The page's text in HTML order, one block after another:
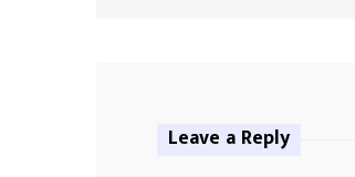
Leave a Reply